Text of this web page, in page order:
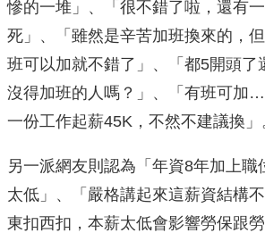
慘的一堆」、「很不錯了啦，還有
死」、「雖然是辛苦加班換來的，
班可以加就不錯了」、「都5開頭了
沒得加班的人嗎？」、「有班可加
一份工作起薪45K，不然不建議換」
另一派網友則認為「年資8年加上職
太低」、「嚴格講起來這薪資結構
東扣西扣，本薪太低會影響勞保跟